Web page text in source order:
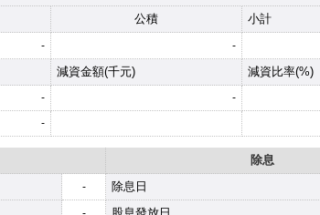
公積
小計
- -
減資金額(千元) 減資比率(%)
- -
-
除息
- 除息日